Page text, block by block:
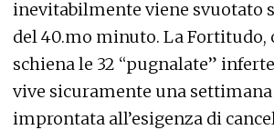
inevitabilmente viene svuotato
del 40.mo minuto. La Fortitudo,
schiena le 32 “pugnalate”
vive sicuramente una
improntata all’esigenza di